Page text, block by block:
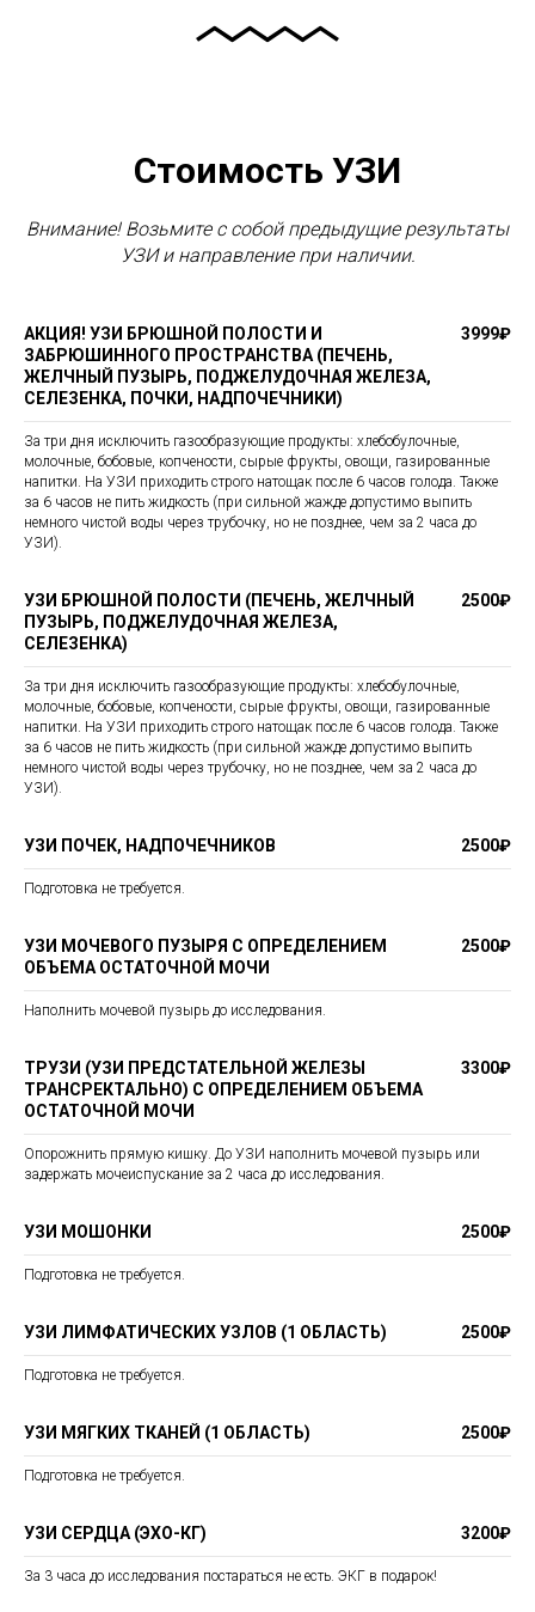
Стоимость УЗИ
Внимание! Возьмите с собой предыдущие результаты
УЗИ и направление при наличии.
АКЦИЯ! УЗИ БРЮШНОЙ ПОЛОСТИ И
ЗАБРЮШИННОГО ПРОСТРАНСТВА (ПЕЧЕНЬ,
ЖЕЛЧНЫЙ ПУЗЫРЬ, ПОДЖЕЛУДОЧНАЯ ЖЕЛЕЗА,
СЕЛЕЗЕНКА, ПОЧКИ, НАДПОЧЕЧНИКИ)
3999₽
За три дня исключить газообразующие продукты: хлебобулочные,
молочные, бобовые, копчености, сырые фрукты, овощи, газированные
напитки. На УЗИ приходить строго натощак после 6 часов голода. Также
за 6 часов не пить жидкость (при сильной жажде допустимо выпить
немного чистой воды через трубочку, но не позднее, чем за 2 часа до
УЗИ).
УЗИ БРЮШНОЙ ПОЛОСТИ (ПЕЧЕНЬ, ЖЕЛЧНЫЙ
ПУЗЫРЬ, ПОДЖЕЛУДОЧНАЯ ЖЕЛЕЗА,
СЕЛЕЗЕНКА)
2500₽
За три дня исключить газообразующие продукты: хлебобулочные,
молочные, бобовые, копчености, сырые фрукты, овощи, газированные
напитки. На УЗИ приходить строго натощак после 6 часов голода. Также
за 6 часов не пить жидкость (при сильной жажде допустимо выпить
немного чистой воды через трубочку, но не позднее, чем за 2 часа до
УЗИ).
УЗИ ПОЧЕК, НАДПОЧЕЧНИКОВ 2500₽
Подготовка не требуется.
УЗИ МОЧЕВОГО ПУЗЫРЯ С ОПРЕДЕЛЕНИЕМ
ОБЪЕМА ОСТАТОЧНОЙ МОЧИ
2500₽
Наполнить мочевой пузырь до исследования.
ТРУЗИ (УЗИ ПРЕДСТАТЕЛЬНОЙ ЖЕЛЕЗЫ
ТРАНСРЕКТАЛЬНО) С ОПРЕДЕЛЕНИЕМ ОБЪЕМА
ОСТАТОЧНОЙ МОЧИ
3300₽
Опорожнить прямую кишку. До УЗИ наполнить мочевой пузырь или
задержать мочеиспускание за 2 часа до исследования.
УЗИ МОШОНКИ 2500₽
Подготовка не требуется.
УЗИ ЛИМФАТИЧЕСКИХ УЗЛОВ (1 ОБЛАСТЬ) 2500₽
Подготовка не требуется.
УЗИ МЯГКИХ ТКАНЕЙ (1 ОБЛАСТЬ) 2500₽
Подготовка не требуется.
УЗИ СЕРДЦА (ЭХО-КГ) 3200₽
За 3 часа до исследования постараться не есть. ЭКГ в подарок!